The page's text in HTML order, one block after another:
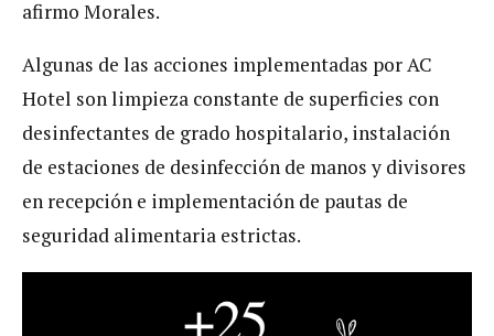
afirmo Morales.
Algunas de las acciones implementadas por AC
Hotel son limpieza constante de superficies con
desinfectantes de grado hospitalario, instalación
de estaciones de desinfección de manos y divisores
en recepción e implementación de pautas de
seguridad alimentaria estrictas.